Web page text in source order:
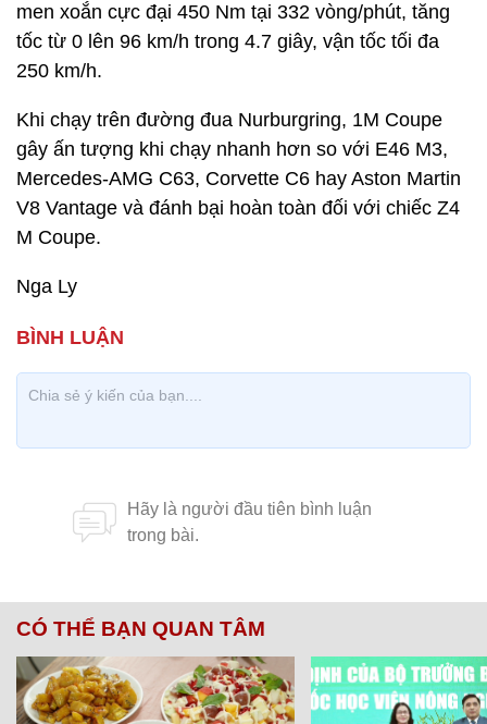
men xoắn cực đại 450 Nm tại 332 vòng/phút, tăng
tốc từ 0 lên 96 km/h trong 4.7 giây, vận tốc tối đa
250 km/h.
Khi chạy trên đường đua Nurburgring, 1M Coupe
gây ấn tượng khi chạy nhanh hơn so với E46 M3,
Mercedes-AMG C63, Corvette C6 hay Aston Martin
V8 Vantage và đánh bại hoàn toàn đối với chiếc Z4
M Coupe.
Nga Ly
CÓ THỂ BẠN QUAN TÂM